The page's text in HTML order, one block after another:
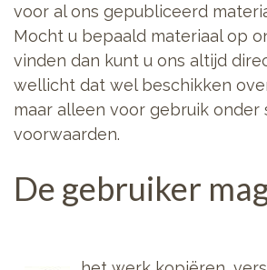
voor al ons gepubliceerd
Mocht u bepaald materiaal op
vinden dan kunt u ons altijd
wellicht dat wel beschikken
maar alleen voor gebruik onder
voorwaarden.
De gebruiker